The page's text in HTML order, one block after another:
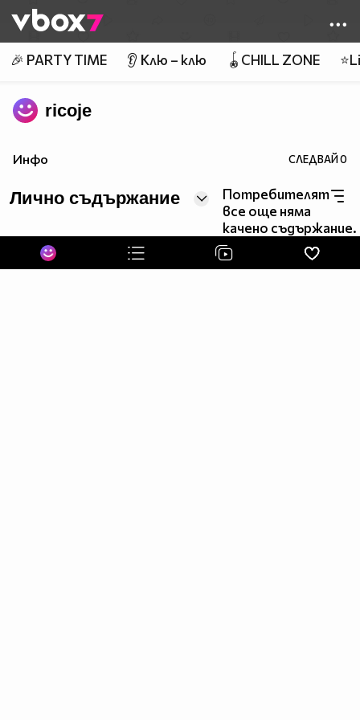
👾
🎉 PARTY TIME 👂 Клю – клю 🪀CHILL ZONE
ricoje
Инфо СЛЕДВАЙ0
Лично съдържание
Потребителят
все още няма
качено съдържание.